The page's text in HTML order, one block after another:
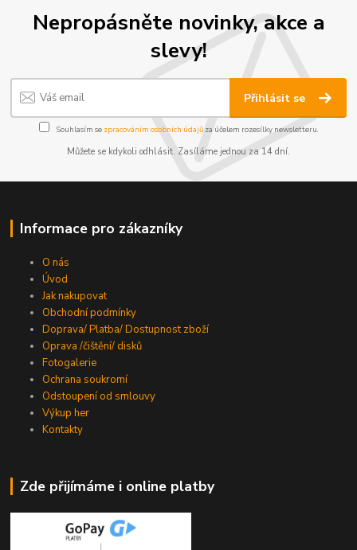
Nepropásněte novinky, akce a
slevy!
Přihlásit se
Souhlasím se zpracováním osobních údajůza účelem rozesílky newsletteru.
Můžete se kdykoli odhlásit. Zasíláme jednou za 14 dní.
Informace pro zákazníky
O nás
Úvod
Jak nakupovat
Obchodní podmínky
Doprava/ Platba/ Dostupnost zboží
Oprava /čištění/ disků
Fotogalerie
Ochrana soukromí
Odstoupení od smlouvy
Výkup her
Kontakty
Zde přijímáme i online platby